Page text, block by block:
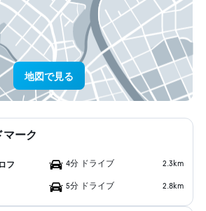
地図で見る
ーク
フ 4分 ドライブ 2.3km
5分 ドライブ 2.8km